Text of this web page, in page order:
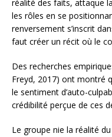
réalité des faits, attaque
les rôles en se
renversement s’inscrit
faut créer un récit où le
Des recherches
Freyd, 2017) ont montré
le sentiment d’auto-
crédibilité perçue de ces
Le groupe nie la réalité